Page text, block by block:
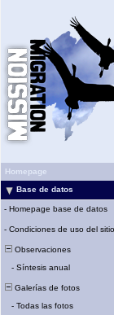
Homepage
Base de datos
- Homepage base de datos
- Condiciones de uso del
Observaciones
- Síntesis anual
Galerías de fotos
- Todas las fotos